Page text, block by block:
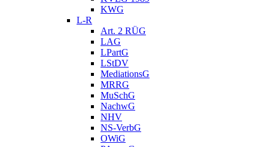
KWG
L-R
Art. 2 RÜG
LAG
LPartG
LStDV
MediationsG
MRRG
MuSchG
NachwG
NHV
NS-VerbG
OWiG